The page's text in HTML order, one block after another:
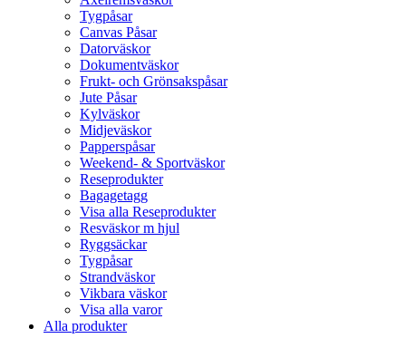
Tygpåsar
Canvas Påsar
Datorväskor
Dokumentväskor
Frukt- och Grönsakspåsar
Jute Påsar
Kylväskor
Midjeväskor
Papperspåsar
Weekend- & Sportväskor
Reseprodukter
Bagagetagg
Visa alla Reseprodukter
Resväskor m hjul
Ryggsäckar
Tygpåsar
Strandväskor
Vikbara väskor
Visa alla varor
Alla produkter